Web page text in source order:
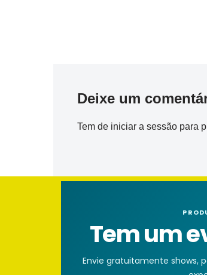
Deixe um
Tem de iniciar a sessão para
Tem um
Envie gratuitamente shows,